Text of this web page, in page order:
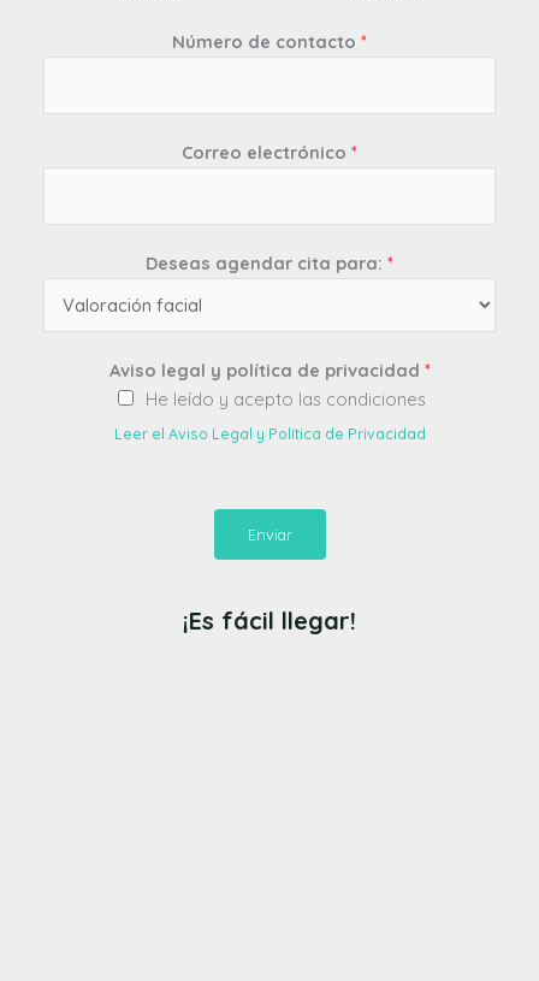
Número de contacto *
Correo electrónico *
Deseas agendar cita para: *
Aviso legal y política de privacidad *
He leído y acepto las condiciones
Leer el Aviso Legal y Política de Privacidad
Enviar
¡Es fácil llegar!